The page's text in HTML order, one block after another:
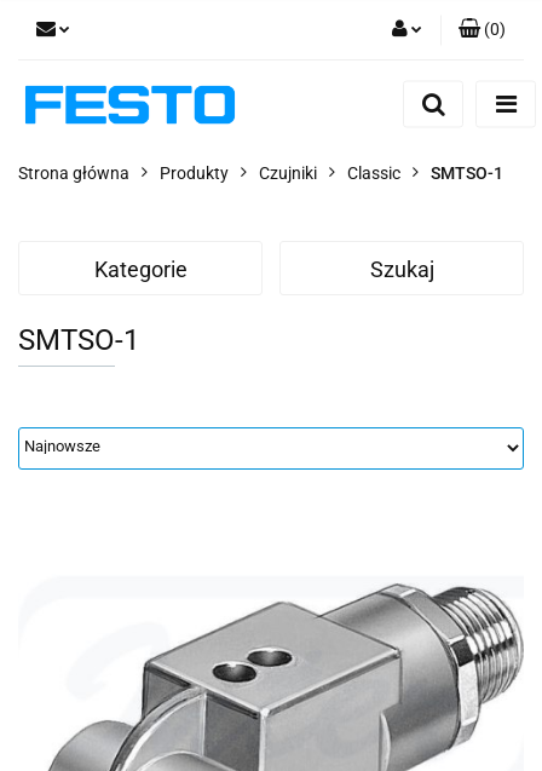
Dodaj zgłoszenie
(0)
Strona główna Produkty Czujniki Classic SMTSO-1
Kategorie Szukaj
SMTSO-1